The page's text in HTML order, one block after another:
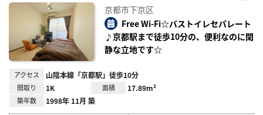
り登
京都市下京区
Free Wi-Fi☆バストイレセパレート
♪京都駅まで徒歩10分の、便利なのに閑
静な立地です☆
アクセス 山陰本線「京都駅」徒歩10分
間取り 1K 面積 17.89m²
築年数 1998年 11月 築